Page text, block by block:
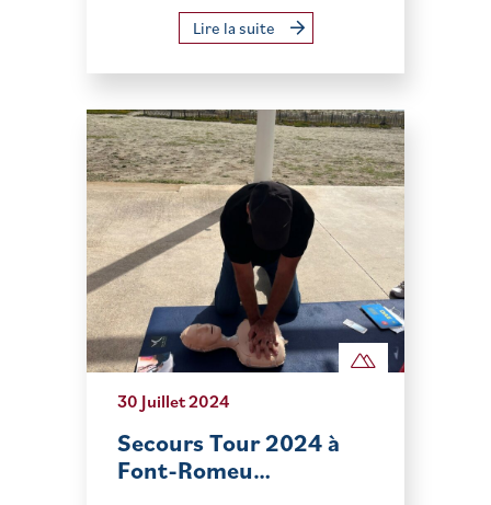
Lire la suite
30 Juillet 2024
Secours Tour 2024 à
Font-Romeu…